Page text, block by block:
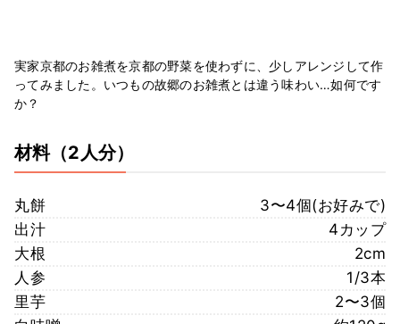
実家京都のお雑煮を京都の野菜を使わずに、少しアレンジして作
ってみました。いつもの故郷のお雑煮とは違う味わい…如何です
か？
材料（2人分）
丸餅
3〜4個(お好みで)
出汁
4カップ
大根
2cm
人参
1/3本
里芋
2〜3個